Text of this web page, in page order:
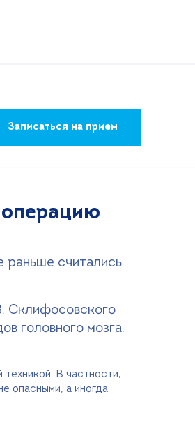
Записаться на прием
раньше считались
Склифосовского
головного мозга.
В частности,
опасными, а иногда